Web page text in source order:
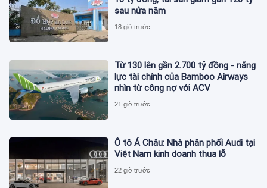
sau nửa năm
18 giờ trước
Từ 130 lên gần 2.700 tỷ đồng - năng
lực tài chính của Bamboo Airways
nhìn từ công nợ với ACV
21 giờ trước
Ô tô Á Châu: Nhà phân phối Audi tại
Việt Nam kinh doanh thua lỗ
22 giờ trước